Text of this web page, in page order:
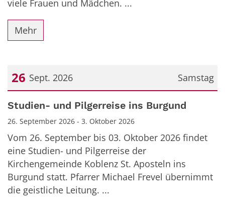
viele Frauen und Mädchen. ...
Mehr
Samstag
26 Sept. 2026
Datum: 26. September 2026
Studien- und Pilgerreise ins Burgund
26. September 2026 - 3. Oktober 2026
Vom 26. September bis 03. Oktober 2026 findet
eine Studien- und Pilgerreise der
Kirchengemeinde Koblenz St. Aposteln ins
Burgund statt. Pfarrer Michael Frevel übernimmt
die geistliche Leitung. ...